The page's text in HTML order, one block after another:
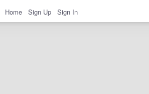
Home Sign Up Sign In